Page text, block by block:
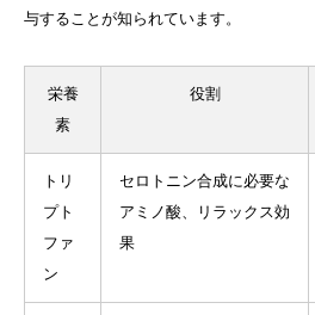
与することが知られています。
栄養
素
役割
トリ
プト
ファ
ン
セロトニン合成に必要な
アミノ酸、リラックス効
果